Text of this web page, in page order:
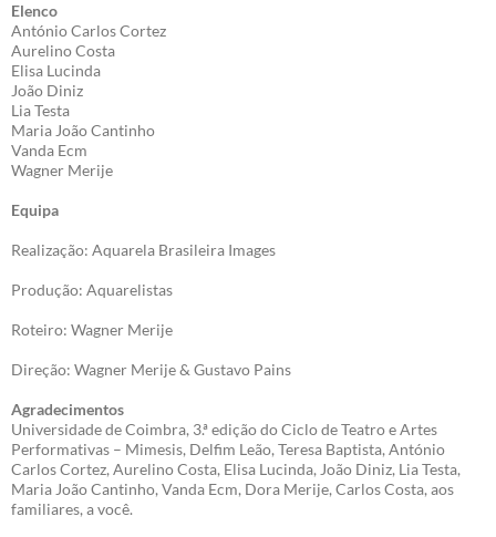
Elenco
António Carlos Cortez
Aurelino Costa
Elisa Lucinda
João Diniz
Lia Testa
Maria João Cantinho
Vanda Ecm
Wagner Merije
Equipa
Realização: Aquarela Brasileira Images
Produção: Aquarelistas
Roteiro: Wagner Merije
Direção: Wagner Merije & Gustavo Pains
Agradecimentos
Universidade de Coimbra, 3.ª edição do Ciclo de Teatro e Artes
Performativas – Mimesis, Delfim Leão, Teresa Baptista, António
Carlos Cortez, Aurelino Costa, Elisa Lucinda, João Diniz, Lia Testa,
Maria João Cantinho, Vanda Ecm, Dora Merije, Carlos Costa, aos
familiares, a você.